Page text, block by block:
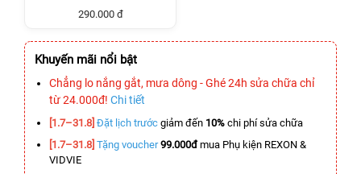
290.000 đ
Khuyến mãi nổi bật
Chẳng lo nắng gắt, mưa dông - Ghé 24h sửa chữa chỉ
từ 24.000đ! Chi tiết
[1.7–31.8] Đặt lịch trước giảm đến 10% chi phí sửa chữa
[1.7–31.8] Tặng voucher 99.000đmua Phụ kiện REXON &
VIDVIE